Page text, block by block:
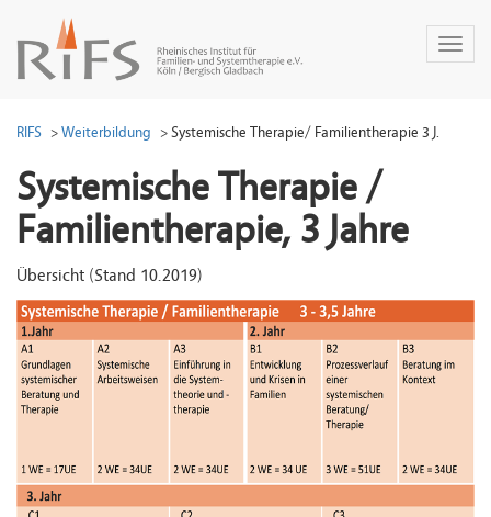
Toggle
RIFS Weiterbildung Systemische Therapie/ Familientherapie 3 J.
Systemische Therapie /
Familientherapie, 3 Jahre
Übersicht (Stand 10.2019)